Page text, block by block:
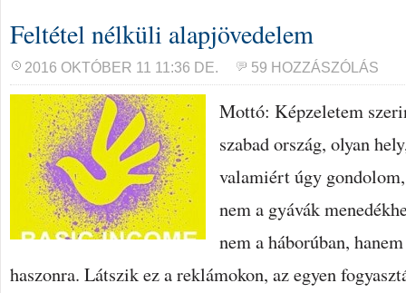
Feltétel nélküli alapjövedelem
2016 OKTÓBER 11 11:36 DE. 59 HOZZÁSZÓLÁS
Mottó: Képzeletem
szabad ország, olyan
valamiért úgy
nem a gyávák
nem a háborúban,
haszonra. Látszik ez a reklámokon, az egyen